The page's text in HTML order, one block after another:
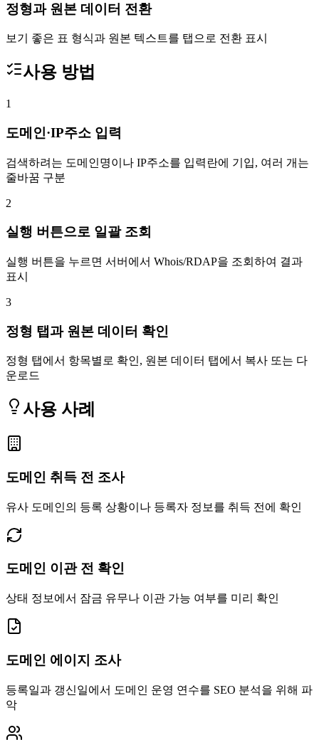
정형과 원본 데이터 전환
보기 좋은 표 형식과 원본 텍스트를 탭으로 전환 표시
사용 방법
1
도메인·IP주소 입력
검색하려는 도메인명이나 IP주소를 입력란에 기입, 여러 개는
줄바꿈 구분
2
실행 버튼으로 일괄 조회
실행 버튼을 누르면 서버에서 Whois/RDAP을 조회하여 결과
표시
3
정형 탭과 원본 데이터 확인
정형 탭에서 항목별로 확인, 원본 데이터 탭에서 복사 또는 다
운로드
사용 사례
도메인 취득 전 조사
유사 도메인의 등록 상황이나 등록자 정보를 취득 전에 확인
도메인 이관 전 확인
상태 정보에서 잠금 유무나 이관 가능 여부를 미리 확인
도메인 에이지 조사
등록일과 갱신일에서 도메인 운영 연수를 SEO 분석을 위해 파
악